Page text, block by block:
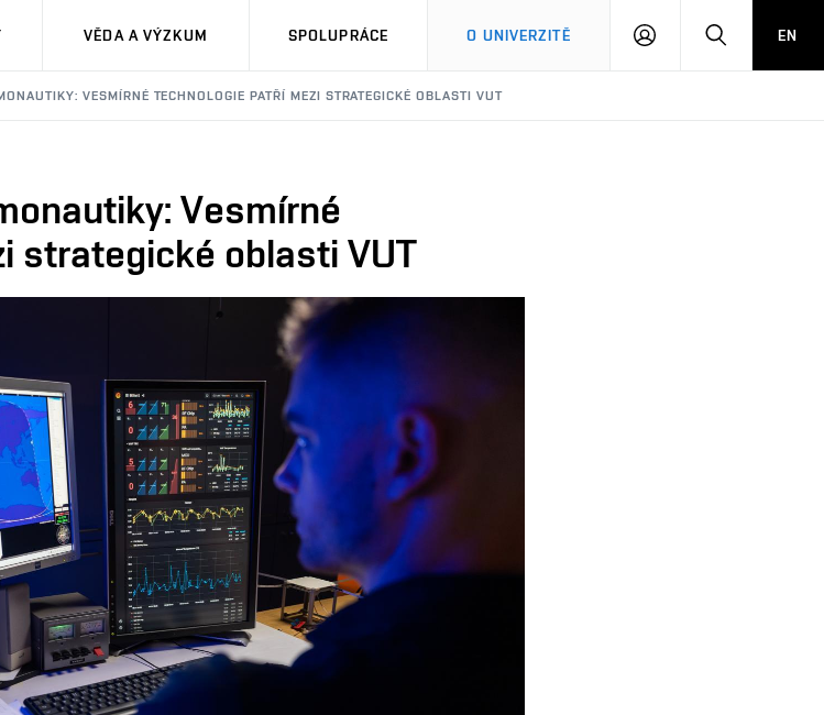
VĚDA A VÝZKUM SPOLUPRÁCE O UNIVERZITĚ
PŘIHLÁSIT HLEDATEN
VESMÍRNÉ TECHNOLOGIE PATŘÍ MEZI STRATEGICKÉ OBLASTI VUT
Vesmírné
strategické oblasti VUT